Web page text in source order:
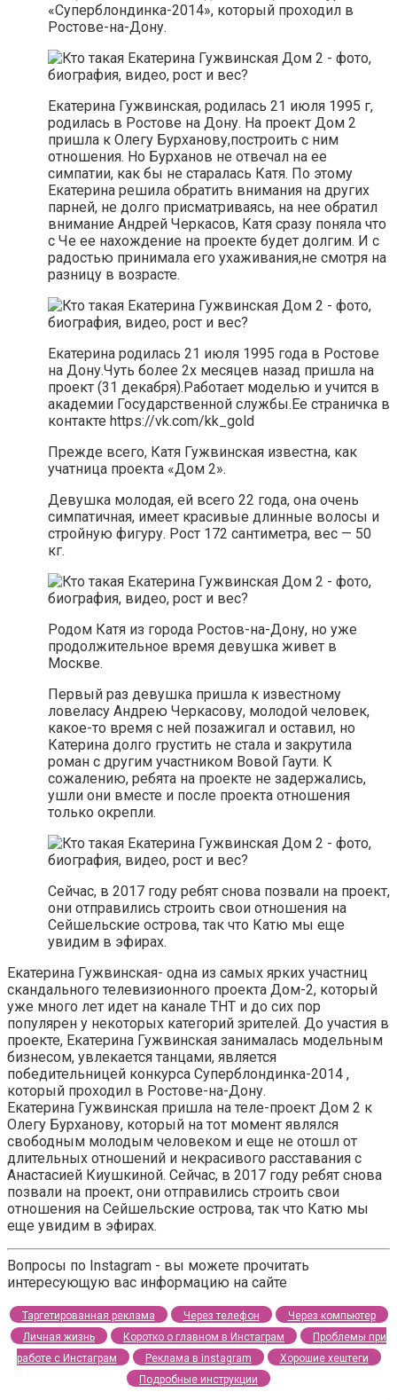
«Суперблондинка-2014», который проходил в
Ростове-на-Дону.
Екатерина Гужвинская, родилась 21 июля 1995 г,
родилась в Ростове на Дону. На проект Дом 2
пришла к Олегу Бурханову,построить с ним
отношения. Но Бурханов не отвечал на ее
симпатии, как бы не старалась Катя. По этому
Екатерина решила обратить внимания на других
парней, не долго присматриваясь, на нее обратил
внимание Андрей Черкасов, Катя сразу поняла что
с Че ее нахождение на проекте будет долгим. И с
радостью принимала его ухаживания,не смотря на
разницу в возрасте.
Екатерина родилась 21 июля 1995 года в Ростове
на Дону.Чуть более 2х месяцев назад пришла на
проект (31 декабря).Работает моделью и учится в
академии Государственной службы.Ее страничка в
контакте https://vk.com/kk_gold
Прежде всего, Катя Гужвинская известна, как
учатница проекта «Дом 2».
Девушка молодая, ей всего 22 года, она очень
симпатичная, имеет красивые длинные волосы и
стройную фигуру. Рост 172 сантиметра, вес — 50
кг.
Родом Катя из города Ростов-на-Дону, но уже
продолжительное время девушка живет в
Москве.
Первый раз девушка пришла к известному
ловеласу Андрею Черкасову, молодой человек,
какое-то время с ней позажигал и оставил, но
Катерина долго грустить не стала и закрутила
роман с другим участником Вовой Гаути. К
сожалению, ребята на проекте не задержались,
ушли они вместе и после проекта отношения
только окрепли.
Сейчас, в 2017 году ребят снова позвали на проект,
они отправились строить свои отношения на
Сейшельские острова, так что Катю мы еще
увидим в эфирах.
Екатерина Гужвинская- одна из самых ярких участниц
скандального телевизионного проекта Дом-2, который
уже много лет идет на канале ТНТ и до сих пор
популярен у некоторых категорий зрителей. До участия в
проекте, Екатерина Гужвинская занималась модельным
бизнесом, увлекается танцами, является
победительницей конкурса Суперблондинка-2014 ,
который проходил в Ростове-на-Дону.
Екатерина Гужвинская пришла на теле-проект Дом 2 к
Олегу Бурханову, который на тот момент являлся
свободным молодым человеком и еще не отошл от
длительных отношений и некрасивого расставания с
Анастасией Киушкиной. Сейчас, в 2017 году ребят снова
позвали на проект, они отправились строить свои
отношения на Сейшельские острова, так что Катю мы
еще увидим в эфирах.
Вопросы по Instagram - вы можете прочитать
интересующую вас информацию на сайте
Таргетированная реклама Через телефон
Через компьютер
Личная жизнь
Коротко о главном в Инстаграм
Проблемы при
работе с Инстаграм
Реклама в instagram
Хорошие хештеги
Подробные инструкции